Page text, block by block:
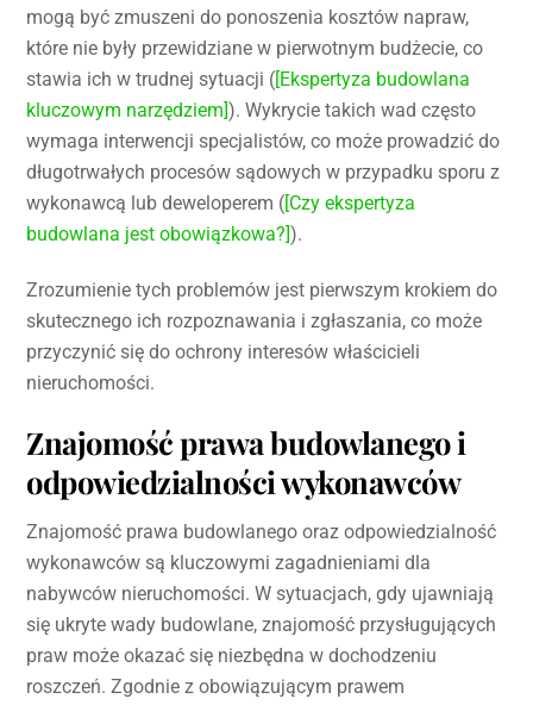
mogą być zmuszeni do ponoszenia kosztów napraw,
które nie były przewidziane w pierwotnym budżecie, co
stawia ich w trudnej sytuacji ([Ekspertyza budowlana
kluczowym narzędziem]). Wykrycie takich wad często
wymaga interwencji specjalistów, co może prowadzić do
długotrwałych procesów sądowych w przypadku sporu z
wykonawcą lub deweloperem ([Czy ekspertyza
budowlana jest obowiązkowa?]).
Zrozumienie tych problemów jest pierwszym krokiem do
skutecznego ich rozpoznawania i zgłaszania, co może
przyczynić się do ochrony interesów właścicieli
nieruchomości.
Znajomość prawa budowlanego i
odpowiedzialności wykonawców
Znajomość prawa budowlanego oraz odpowiedzialność
wykonawców są kluczowymi zagadnieniami dla
nabywców nieruchomości. W sytuacjach, gdy ujawniają
się ukryte wady budowlane, znajomość przysługujących
praw może okazać się niezbędna w dochodzeniu
roszczeń. Zgodnie z obowiązującym prawem